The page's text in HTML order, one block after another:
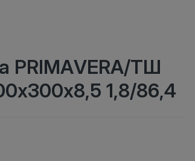
PRIMAVERA/ТШ
1,8/86,4